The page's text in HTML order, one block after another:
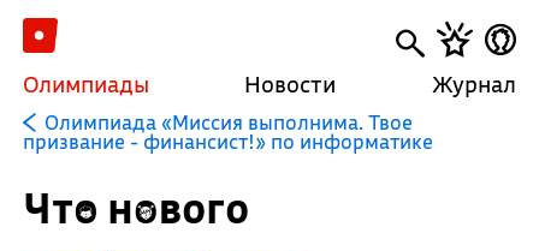
Олимпиады Новости Журнал
Олимпиада «Миссия выполнима. Твое
призвание - финансист!» по информатике
Что нового